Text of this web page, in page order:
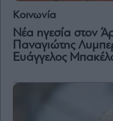
Κοινωνία
Νέα ηγεσία στον
Παναγιώτης
Ευάγγελος